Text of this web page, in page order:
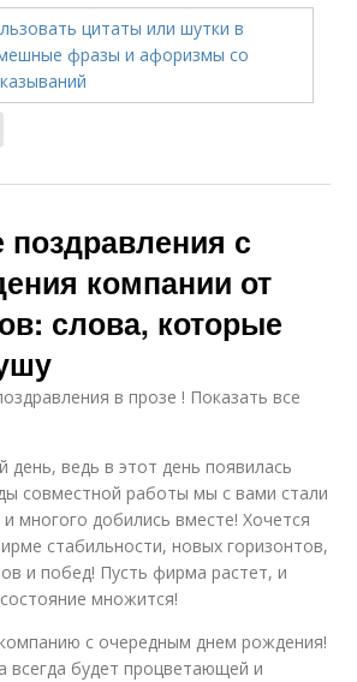
поздравления с
компании от
слова, которые
в прозе ! Показать все
день, ведь в этот день появилась
совместной работы мы с вами стали
многого добились вместе! Хочется
стабильности, новых горизонтов,
и побед! Пусть фирма растет, и
множится!
с очередным днем рождения!
всегда будет процветающей и